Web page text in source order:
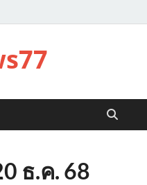
ธ.ค. 68